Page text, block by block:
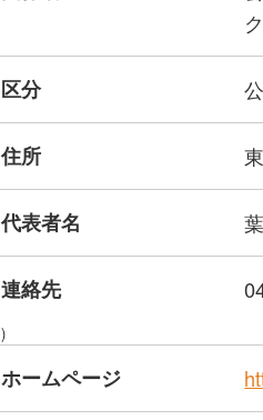
区分
住所
代表者名
連絡先
)
ホームページ